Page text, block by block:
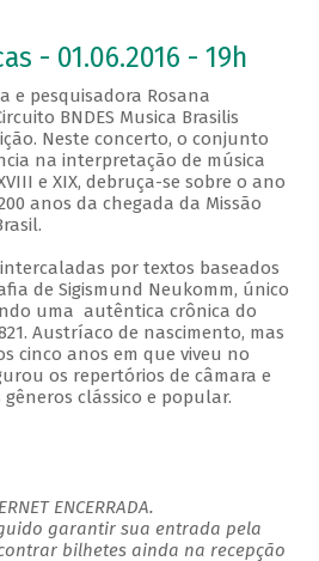
- 01.06.2016 - 19h
e pesquisadora Rosana
BNDES Musica Brasilis
Neste concerto, o conjunto
na interpretação de música
e XIX, debruça-se sobre o ano
anos da chegada da Missão
por textos baseados
de Sigismund Neukomm, único
uma autêntica crônica do
Austríaco de nascimento, mas
cinco anos em que viveu no
os repertórios de câmara e
clássico e popular.
ENCERRADA.
garantir sua entrada pela
bilhetes ainda na recepção